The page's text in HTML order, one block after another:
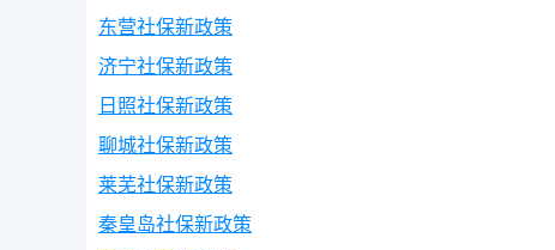
东营社保新政策
济宁社保新政策
日照社保新政策
聊城社保新政策
莱芜社保新政策
秦皇岛社保新政策